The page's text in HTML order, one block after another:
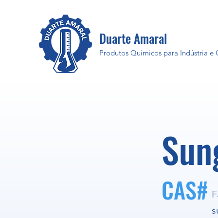
Duarte Amaral
Produtos Químicos para Indústria e
CAS#